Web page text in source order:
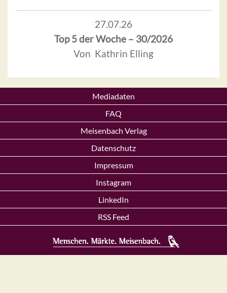
27.07.26
Top 5 der Woche – 30/2026
Von Kathrin Elling
Mediadaten
FAQ
Meisenbach Verlag
Datenschutz
Impressum
Instagram
LinkedIn
RSS Feed